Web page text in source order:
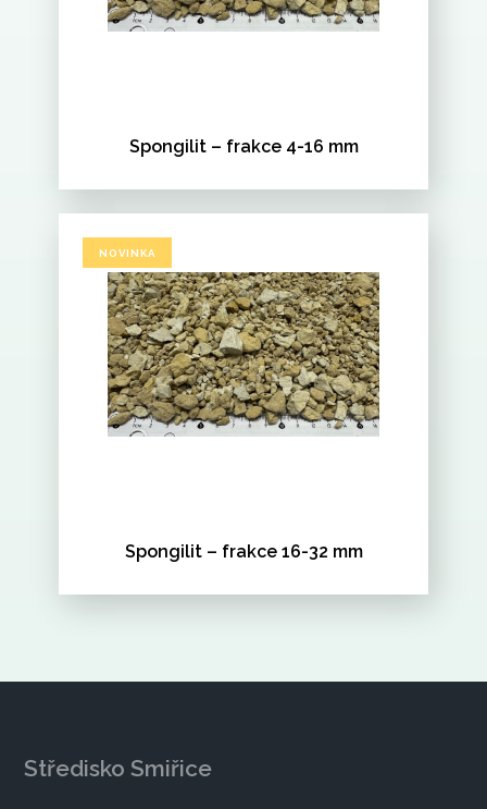
Spongilit – frakce 4-16 mm
NOVINKA
Spongilit – frakce 16-32 mm
Středisko Smiřice